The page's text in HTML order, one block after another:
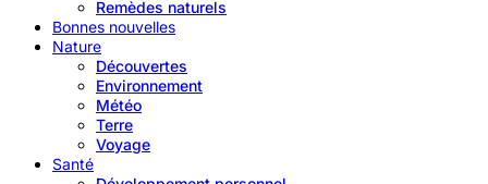
Remèdes naturels
Bonnes nouvelles
Nature
Découvertes
Environnement
Météo
Terre
Voyage
Santé